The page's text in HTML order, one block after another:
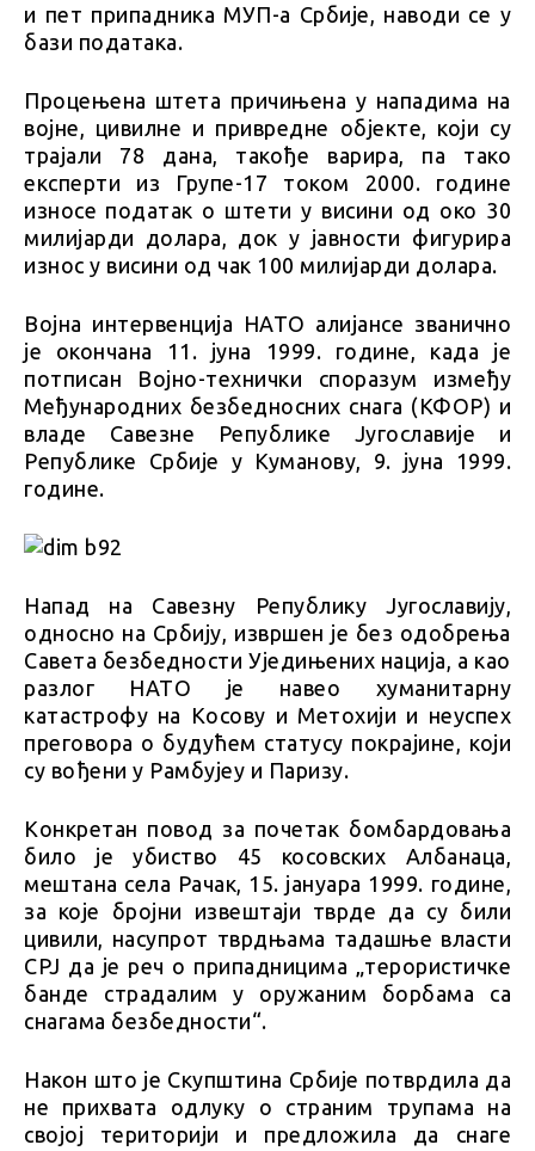
и пет припадника МУП-а Србије, наводи се у
бази података.
Процењена штета причињена у нападима на
војне, цивилне и привредне објекте, који су
трајали 78 дана, такође варира, па тако
експерти из Групе-17 током 2000. године
износе податак о штети у висини од око 30
милијарди долара, док у јавности фигурира
износ у висини од чак 100 милијарди долара.
Војна интервенција НАТО алијансе званично
је окончана 11. јуна 1999. године, када је
потписан Војно-технички споразум између
Међународних безбедносних снага (КФОР) и
владе Савезне Републике Југославије и
Републике Србије у Куманову, 9. јуна 1999.
године.
Напад на Савезну Републику Југославију,
односно на Србију, извршен је без одобрења
Савета безбедности Уједињених нација, а као
разлог НАТО је навео хуманитарну
катастрофу на Косову и Метохији и неуспех
преговора о будућем статусу покрајине, који
су вођени у Рамбујеу и Паризу.
Конкретан повод за почетак бомбардовања
било је убиство 45 косовских Албанаца,
мештана села Рачак, 15. јануара 1999. године,
за које бројни извештаји тврде да су били
цивили, насупрот тврдњама тадашње власти
СРЈ да је реч о припадницима „терористичке
банде страдалим у оружаним борбама са
снагама безбедности“.
Након што је Скупштина Србије потврдила да
не прихвата одлуку о страним трупама на
својој територији и предложила да снаге